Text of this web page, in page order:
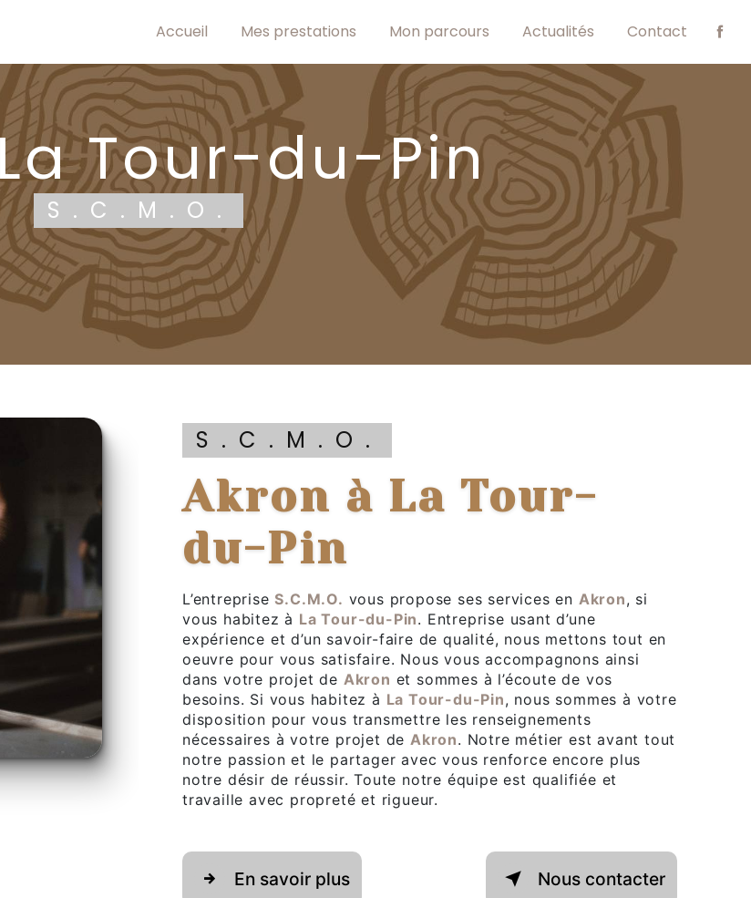
Accueil Mes prestations Mon parcours Actualités Contact
La Tour-du-Pin
S.C.M.O.
S.C.M.O.
Akron à La Tour-
du-Pin
L’entrepriseS.C.M.O. vous propose ses services en Akron, si
vous habitez à La Tour-du-Pin. Entreprise usant d’une
expérience et d’un savoir-faire de qualité, nous mettons tout en
oeuvre pour vous satisfaire. Nous vous accompagnons ainsi
dans votre projet de Akron et sommes à l’écoute de vos
besoins. Si vous habitez à La Tour-du-Pin, nous sommes à votre
disposition pour vous transmettre les renseignements
nécessaires à votre projet deAkron. Notre métier est avant tout
notre passion et le partager avec vous renforce encore plus
notre désir de réussir. Toute notre équipe est qualifiée et
travaille avec propreté et rigueur.
En savoir plus Nous contacter